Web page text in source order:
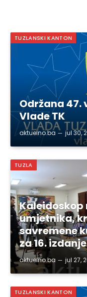
TUZLANSKI KANTON
Održana
Vlade TK
aktuelno.ba jul 30,
TUZLA
umjetnika,
savremene
za 16.
aktuelno.ba jul 27,
TUZLANSKI KANTON